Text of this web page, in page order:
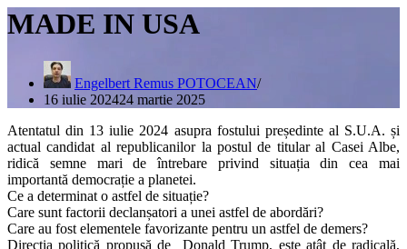
MADE IN USA
Engelbert Remus POTOCEAN
16 iulie 202424 martie 2025
Atentatul din 13 iulie 2024 asupra fostului președinte al S.U.A. și
actual candidat al republicanilor la postul de titular al Casei Albe,
ridică semne mari de întrebare privind situația din cea mai
importantă democrație a planetei.
Ce a determinat o astfel de situație?
Care sunt factorii declanșatori a unei astfel de abordări?
Care au fost elementele favorizante pentru un astfel de demers?
Direcția politică propusă de Donald Trump, este atât de radicală,